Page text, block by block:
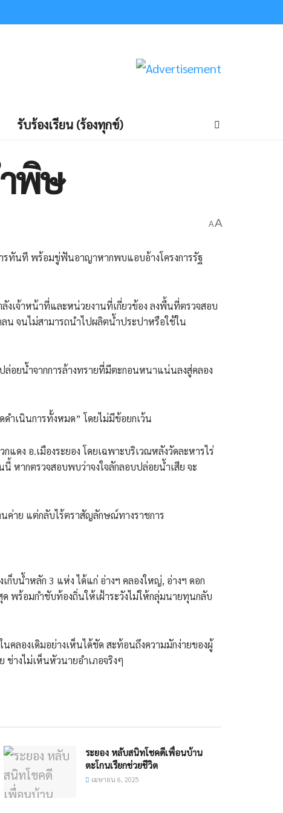
รับร้องเรียน (ร้องทุกข์)
พิษ
AA
รทันที พร้อมขู่ฟันอาญาหากพบแอบอ้างโครงการรัฐ
งเจ้าหน้าที่และหน่วยงานที่เกี่ยวข้อง ลงพื้นที่ตรวจสอบ
น จนไม่สามารถนำไปผลิตน้ำประปาหรือใช้ใน
อยน้ำจากการล้างทรายที่มีตะกอนหนาแน่นลงสู่คลอง
ำเนินการทั้งหมด” โดยไม่มีข้อยกเว้น
ดง อ.เมืองระยอง โดยเฉพาะบริเวณหลังวัดละหารไร่
หากตรวจสอบพบว่าจงใจลักลอบปล่อยน้ำเสีย จะ
นค่าย แต่กลับไร้ตราสัญลักษณ์ทางราชการ
ก็บน้ำหลัก 3 แห่ง ได้แก่ อ่างฯ คลองใหญ่, อ่างฯ ดอก
พร้อมกำชับท้องถิ่นให้เฝ้าระวังไม่ให้กลุ่มนายทุนกลับ
ลองเดิมอย่างเห็นได้ชัด สะท้อนถึงความมักง่ายของผู้
างไม่เห็นหัวนายอำเภอจริงๆ
ระยอง หลับสนิทโชคดีเพื่อนบ้าน
ตะโกนเรียกช่วยชีวิต
เมษายน 6, 2025